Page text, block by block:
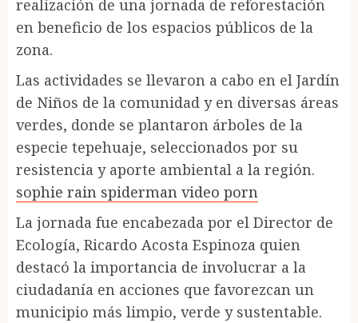
realización de una jornada de reforestación
en beneficio de los espacios públicos de la
zona.
Las actividades se llevaron a cabo en el Jardín
de Niños de la comunidad y en diversas áreas
verdes, donde se plantaron árboles de la
especie tepehuaje, seleccionados por su
resistencia y aporte ambiental a la región.
sophie rain spiderman video porn
La jornada fue encabezada por el Director de
Ecología, Ricardo Acosta Espinoza quien
destacó la importancia de involucrar a la
ciudadanía en acciones que favorezcan un
municipio más limpio, verde y sustentable.